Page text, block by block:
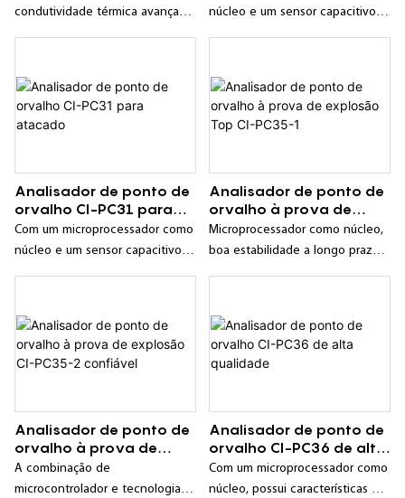
condutividade térmica avançado
digital avançada, resistência a
interferências cruzadas, alta
estabilidade, forte
núcleo e um sensor capacitivo
apresentando inteligência, boa
estabilidade, alta precisão, longo
ciclo de calibração e outras
Analisador de ponto de
orvalho CI-PC31 para
atacado
Com um microprocessador como
núcleo e um sensor capacitivo
apresentando inteligência, boa
estabilidade, alta precisão, longo
ciclo de calibração e outras
Analisador de ponto de
orvalho à prova de
explosão Top CI-PC35-1
Microprocessador como núcleo,
boa estabilidade a longo prazo,
Analisador de ponto de
orvalho à prova de
explosão CI-PC35-2
confiável
A combinação de
microcontrolador e tecnologia
Analisador de ponto de
orvalho CI-PC36 de alta
qualidade
Com um microprocessador como
núcleo, possui características de